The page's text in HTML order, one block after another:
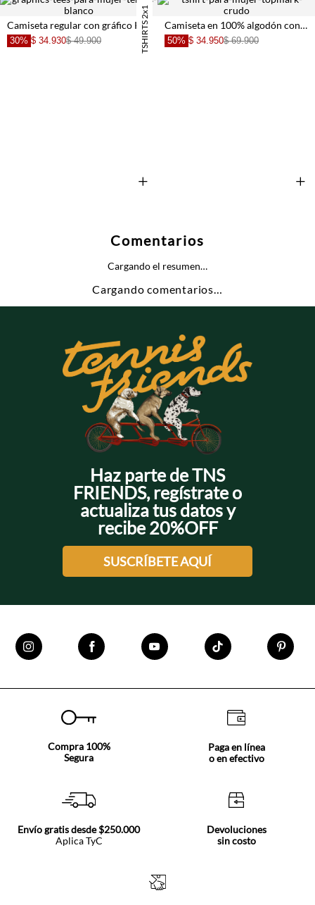
TSHIRTS 2x1
+
Camiseta regular con gráfico Keep It Fresh en algodón blanco para mujer
30% $ 34.930$ 49.900
+
Camiseta en 100% algodón con mini prints de arándanos para mujer
50% $ 34.950$ 69.900
Comentarios
Cargando el resumen…
Cargando comentarios…
Haz parte de TNS
FRIENDS, regístrate o
actualiza tus datos y
recibe 20%OFF
SUSCRÍBETE AQUÍ
Compra 100%
Segura
Paga en línea
o en efectivo
Envío gratis desde $250.000
Aplica TyC
Devoluciones
sin costo